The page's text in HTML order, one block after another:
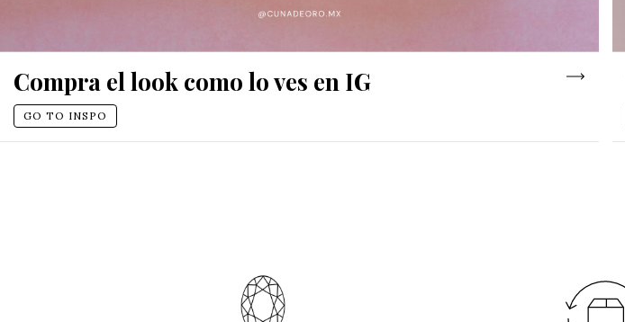
Compra el look como lo ves en IG
GO TO INSPO